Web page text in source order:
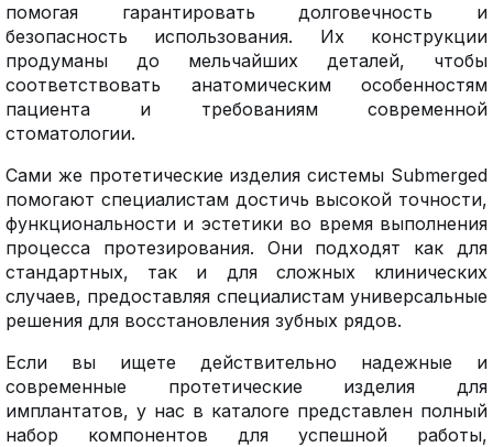
помогая гарантировать долговечность и
безопасность использования. Их конструкции
продуманы до мельчайших деталей, чтобы
соответствовать анатомическим особенностям
пациента и требованиям современной
стоматологии.
Сами же протетические изделия системы Submerged
помогают специалистам достичь высокой точности,
функциональности и эстетики во время выполнения
процесса протезирования. Они подходят как для
стандартных, так и для сложных клинических
случаев, предоставляя специалистам универсальные
решения для восстановления зубных рядов.
Если вы ищете действительно надежные и
современные протетические изделия для
имплантатов, у нас в каталоге представлен полный
набор компонентов для успешной работы,